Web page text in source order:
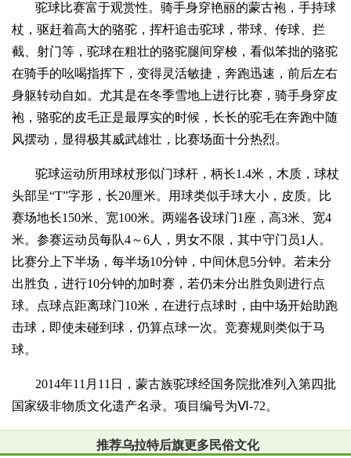
驼球比赛富于观赏性。骑手身穿艳丽的蒙古袍，手持球
杖，驱赶着高大的骆驼，挥杆追击驼球，带球、传球、拦
截、射门等，驼球在粗壮的骆驼腿间穿梭，看似笨拙的骆驼
在骑手的吆喝指挥下，变得灵活敏捷，奔跑迅速，前后左右
身躯转动自如。尤其是在冬季雪地上进行比赛，骑手身穿皮
袍，骆驼的皮毛正是最厚实的时候，长长的驼毛在奔跑中随
风摆动，显得极其威武雄壮，比赛场面十分热烈。
驼球运动所用球杖形似门球杆，柄长1.4米，木质，球杖
头部呈“T”字形，长20厘米。用球类似手球大小，皮质。比
赛场地长150米、宽100米。两端各设球门1座，高3米、宽4
米。参赛运动员每队4～6人，男女不限，其中守门员1人。
比赛分上下半场，每半场10分钟，中间休息5分钟。若未分
出胜负，进行10分钟的加时赛，若仍未分出胜负则进行点
球。点球点距离球门10米，在进行点球时，由中场开始助跑
击球，即使未碰到球，仍算点球一次。竞赛规则类似于马
球。
2014年11月11日，蒙古族驼球经国务院批准列入第四批
国家级非物质文化遗产名录。项目编号为Ⅵ-72。
推荐乌拉特后旗更多民俗文化